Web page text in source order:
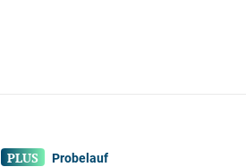
Probelauf